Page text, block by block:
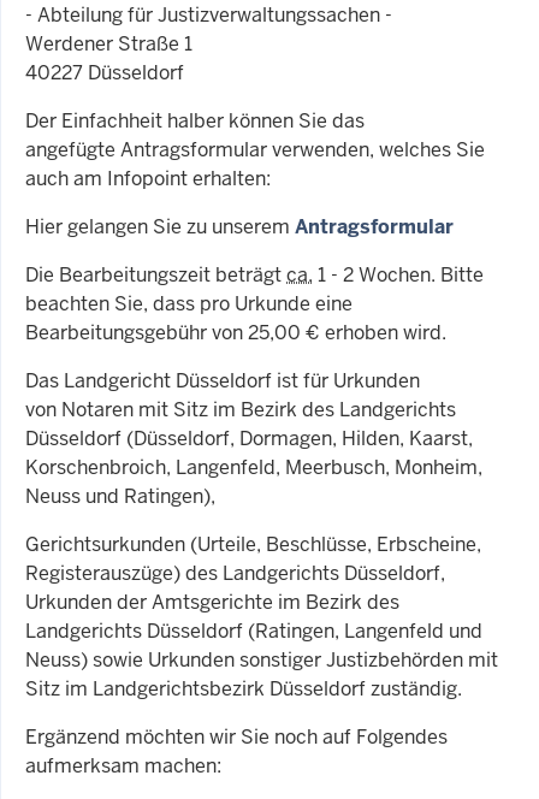
- Abteilung für Justizverwaltungssachen -
Werdener Straße 1
40227 Düsseldorf
Der Einfachheit halber können Sie das
angefügte Antragsformular verwenden, welches Sie
auch am Infopoint erhalten:
Hier gelangen Sie zu unserem Antragsformular
Die Bearbeitungszeit beträgtca. 1 - 2 Wochen. Bitte
beachten Sie, dass pro Urkunde eine
Bearbeitungsgebühr von 25,00 € erhoben wird.
Das Landgericht Düsseldorf ist für Urkunden
von Notaren mit Sitz im Bezirk des Landgerichts
Düsseldorf (Düsseldorf, Dormagen, Hilden, Kaarst,
Korschenbroich, Langenfeld, Meerbusch, Monheim,
Neuss und Ratingen),
Gerichtsurkunden (Urteile, Beschlüsse, Erbscheine,
Registerauszüge) des Landgerichts Düsseldorf,
Urkunden der Amtsgerichte im Bezirk des
Landgerichts Düsseldorf (Ratingen, Langenfeld und
Neuss) sowie Urkunden sonstiger Justizbehörden mit
Sitz im Landgerichtsbezirk Düsseldorf zuständig.
Ergänzend möchten wir Sie noch auf Folgendes
aufmerksam machen: